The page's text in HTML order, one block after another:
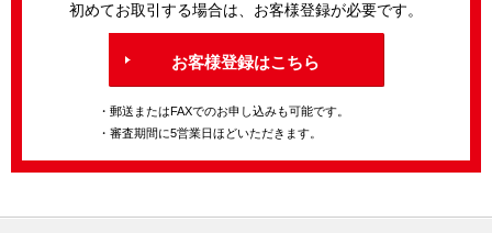
初めてお取引する場合は、お客様登録が必要です。
お客様登録はこちら
・郵送またはFAXでのお申し込みも可能です。
・審査期間に5営業日ほどいただきます。